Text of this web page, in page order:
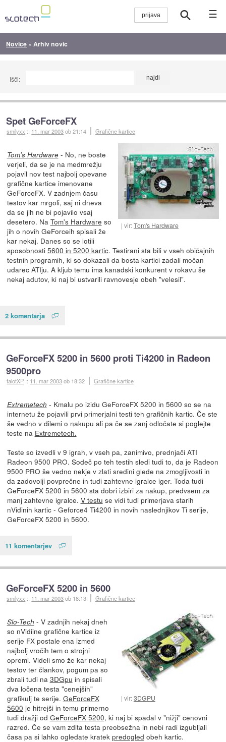
☰
Novice » Arhiv novic
Išči:
Spet GeForceFX
smilyxx :: 11. mar 2003ob 21:14 Grafične kartice
vir:Tom's Hardware
Tom's Hardware- No, ne boste
verjeli, da se je na medmrežju
pojavil nov test najbolj opevane
grafične kartice imenovane
GeForceFX. V zadnjem času
testov kar mrgoli, saj ni dneva
da se jih ne bi pojavilo vsaj
desetero. Na Tom's Hardware so
jih o novih GeForceih spisali že
kar nekaj. Danes so se lotili
sposobnosti 5600 in 5200 kartic. Testirani sta bili v vseh običajnih
testnih programih, ki so dokazali da bosta kartici zadali močan
udarec ATIju. A kljub temu ima kanadski konkurent v rokavu še
nekaj adutov, ki naj bi ustvarili ravnovesje obeh "velesil".
2 komentarja
GeForceFX 5200 in 5600 proti Ti4200 in Radeon
9500pro
falotXP :: 11. mar 2003ob 18:32 Grafične kartice
Extremetech - Kmalu po izidu GeForceFX 5200 in 5600 so se na
internetu že pojavili prvi primerjalni testi teh grafičnih kartic. Če ste
še vedno v dilemi o nakupu ali pa če se zanj odločate si poglejte
teste na Extremetech.
Teste so izvedli v 9 igrah, v vseh pa, zanimivo, prednjači ATI
Radeon 9500 PRO. Sodeč po teh testih sledi tudi to, da je Radeon
9500 PRO še vedno nekje v zlati sredini glede na zmogljivosti in
da zadovolji povprečne in tudi zahtevne igralce iger. Toda tudi
GeForceFX 5200 in 5600 sta dobri izbiri za nakup, predvsem za
manj zahtevne igralce. V testu se vidi tudi primerjava starih
nVidinih kartic - Geforce4 Ti4200 in novih naslednjikov Ti serije,
GeForceFX 5200 in 5600.
11 komentarjev
GeForceFX 5200 in 5600
smilyxx :: 11. mar 2003ob 18:13 Grafične kartice
vir:3DGPU
Slo-Tech - V zadnjih nekaj dneh
so nVidiine grafične kartice iz
serije FX postale ena izmed
najbolj vročih tem o strojni
opremi. Videli smo že kar nekaj
testov ter člankov, pogum pa so
zbrali tudi na 3DGpu in spisali
dva ločena testa "cenejših"
grafikulj te serije. GeForceFX
5600 je hitrejši in temu primerno
tudi dražji od GeForceFX 5200, ki naj bi spadal v "nižji" cenovni
razred. Če se vam zdita testa preobsežna in nebi radi izgubljali
časa pa si lahko ogledate kratek predogled obeh kartic.